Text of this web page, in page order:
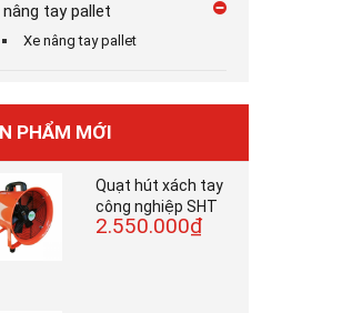
nâng tay pallet
Xe nâng tay pallet
PHẨM MỚI
Quạt hút xách tay
công nghiệp SHT
2.550.000₫